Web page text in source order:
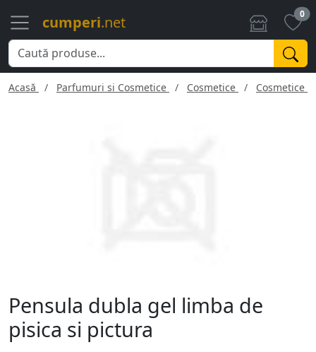
cumperi.net 0
Acasă Parfumuri si Cosmetice Cosmetice Cosmetice
Pensula dubla gel limba de
pisica si pictura